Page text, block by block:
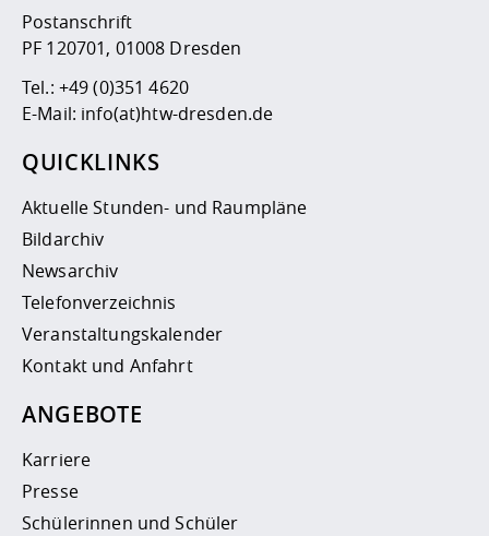
Postanschrift
PF 120701, 01008 Dresden
Tel.: +49 (0)351 4620
E-Mail: info(at)htw-dresden.de
QUICKLINKS
Aktuelle Stunden- und Raumpläne
Bildarchiv
Newsarchiv
Telefonverzeichnis
Veranstaltungskalender
Kontakt und Anfahrt
ANGEBOTE
Karriere
Presse
Schülerinnen und Schüler